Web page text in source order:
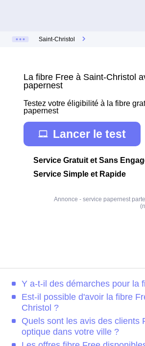
Saint-Christol
La fibre Free à Saint-Christol
papernest
Testez votre éligibilité à la fibre
papernest
Lancer le test
Service Gratuit et Sans
Service Simple et Rapide
Annonce - service papernest
Y a-t-il des démarches pour la
Est-il possible d'avoir la fibre
Christol ?
Quels sont les avis des clients
optique dans votre ville ?